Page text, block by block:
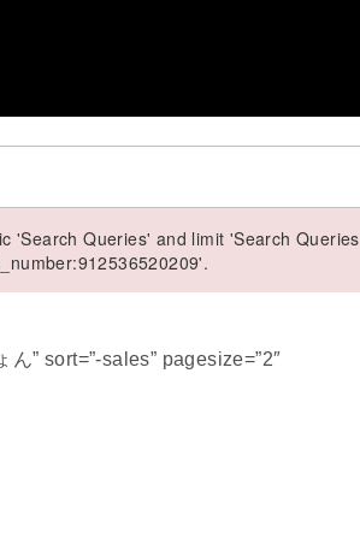
'Search Queries' and limit 'Search Queries
” sort=”-sales” pagesize=”2″